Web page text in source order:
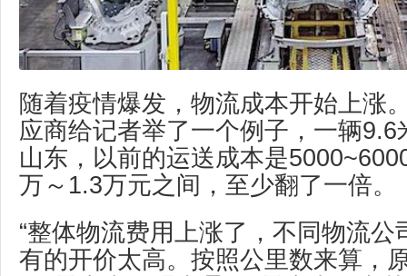
随着疫情爆发，物流成本开始上涨
应商给记者举了一个例子，一辆
山东，以前的运送成本是
万～1.3万元之间，至少翻了一倍。
“整体物流费用上涨了，不同物流
有的开价太高。按照公里数来算，